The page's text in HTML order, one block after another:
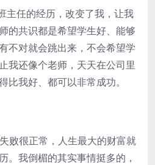
任的经历，改变了我，让我
的共识都是希望学生好、能够
不对就会跳出来，不会希望学
我还像个老师，天天在公司里
比我好、都可以非常成功。
很正常，人生最大的财富就
。我倒楣的其实事情挺多的，